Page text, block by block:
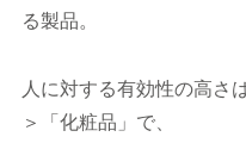
る製品。
人に対する有効性の高さ
＞「化粧品」で、